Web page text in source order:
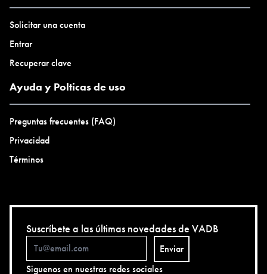
Solicitar una cuenta
Entrar
Recuperar clave
Ayuda y Polticas de uso
Preguntas frecuentes (FAQ)
Privacidad
Términos
Suscríbete a las últimas novedades de VADB
Enviar
Siguenos en nuestras redes sociales